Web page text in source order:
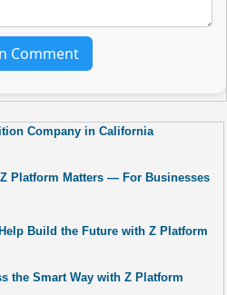
Comment
Company in California
Platform Matters — For Businesses
Build the Future with Z Platform
the Smart Way with Z Platform